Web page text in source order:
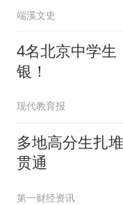
端溪文史
4名北京中学生
银！
现代教育报
多地高分生扎
贯通
第一财经资讯